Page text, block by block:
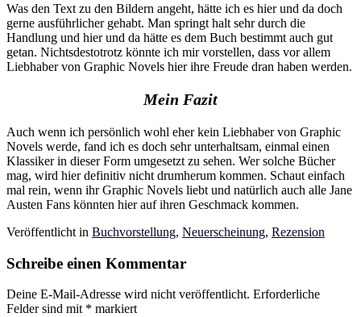
Was den Text zu den Bildern angeht, hätte ich es hier und da doch
gerne ausführlicher gehabt. Man springt halt sehr durch die
Handlung und hier und da hätte es dem Buch bestimmt auch gut
getan. Nichtsdestotrotz könnte ich mir vorstellen, dass vor allem
Liebhaber von Graphic Novels hier ihre Freude dran haben werden.
Mein Fazit
Auch wenn ich persönlich wohl eher kein Liebhaber von Graphic
Novels werde, fand ich es doch sehr unterhaltsam, einmal einen
Klassiker in dieser Form umgesetzt zu sehen. Wer solche Bücher
mag, wird hier definitiv nicht drumherum kommen. Schaut einfach
mal rein, wenn ihr Graphic Novels liebt und natürlich auch alle Jane
Austen Fans könnten hier auf ihren Geschmack kommen.
Veröffentlicht in Buchvorstellung, Neuerscheinung, Rezension
Schreibe einen Kommentar
Deine E-Mail-Adresse wird nicht veröffentlicht. Erforderliche
Felder sind mit * markiert